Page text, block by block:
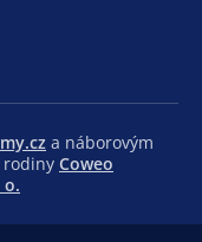
a náborovým
Coweo
o.